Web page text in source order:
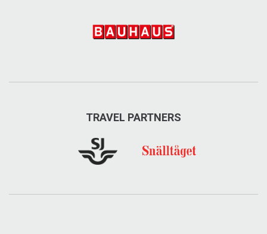
TRAVEL PARTNERS